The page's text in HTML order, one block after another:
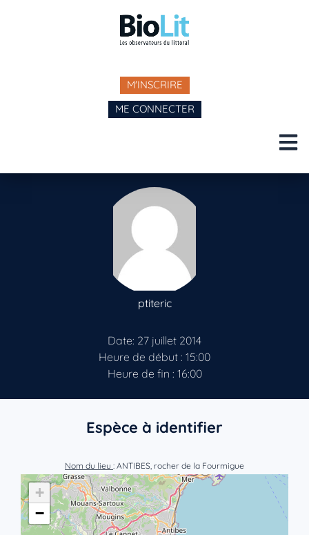
M'INSCRIRE
ME CONNECTER
ptiteric
Date: 27 juillet 2014
Heure de début : 15:00
Heure de fin : 16:00
Espèce à identifier
Nom du lieu : ANTIBES, rocher de la Fourmigue
+
−